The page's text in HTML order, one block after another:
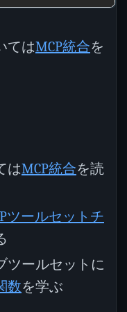
てはMCP統合を
はMCP統合を読
ツールセットチ
ツールセットに
数を学ぶ